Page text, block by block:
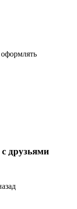
друзьями